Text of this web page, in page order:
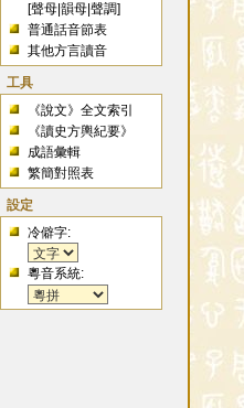
[聲母 |韻母 |聲調]
普通話音節表
其他方言讀音
工具
《說文》全文索引
《讀史方輿紀要》
成語彙輯
繁簡對照表
設定
冷僻字:
粵音系統: